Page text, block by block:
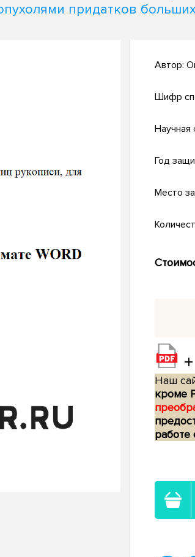
придатков
Автор:
Шифр
Научная
Год
Место
+
Наш
кроме
работе